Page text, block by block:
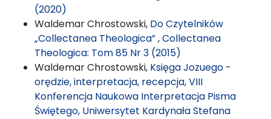
(2020)
Waldemar Chrostowski, Do Czytelników
„Collectanea Theologica”,Collectanea
Theologica: Tom 85 Nr 3 (2015)
Waldemar Chrostowski, Księga Jozuego -
orędzie, interpretacja, recepcja, VIII
Konferencja Naukowa Interpretacja Pisma
Świętego, Uniwersytet Kardynała Stefana